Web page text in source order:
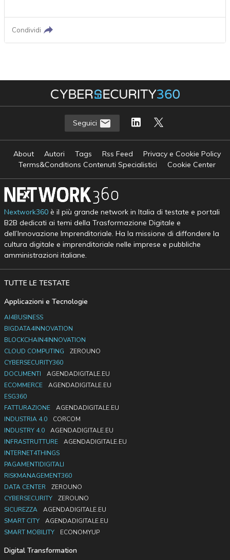
Condividi
Seguici
About Autori Tags Rss Feed
Privacy e Cookie Policy
Terms&Conditions Contenuti Specialistici
Cookie Center
Nextwork360è il più grande network in Italia di testate e portali
B2B dedicati ai temi della Trasformazione Digitale e
dell’Innovazione Imprenditoriale. Ha la missione di diffondere la
cultura digitale e imprenditoriale nelle imprese e pubbliche
amministrazioni italiane.
TUTTE LE TESTATE
Applicazioni e Tecnologie
AI4BUSINESS
BIGDATA4INNOVATION
BLOCKCHAIN4INNOVATION
CLOUD COMPUTING
ZEROUNO
CYBERSECURITY360
DOCUMENTI
AGENDADIGITALE.EU
ECOMMERCE
AGENDADIGITALE.EU
ESG360
FATTURAZIONE
AGENDADIGITALE.EU
INDUSTRIA 4.0
CORCOM
INDUSTRY 4.0
AGENDADIGITALE.EU
INFRASTRUTTURE
AGENDADIGITALE.EU
INTERNET4THINGS
PAGAMENTIDIGITALI
RISKMANAGEMENT360
DATA CENTER
ZEROUNO
CYBERSECURITY
ZEROUNO
SICUREZZA
AGENDADIGITALE.EU
SMART CITY
AGENDADIGITALE.EU
SMART MOBILITY
ECONOMYUP
Digital Transformation